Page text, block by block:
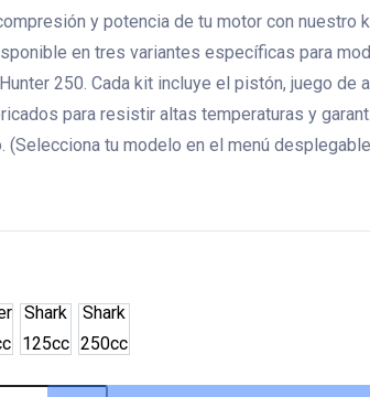
precios:
desde
$10.000
$18.000
y potencia de tu motor con nuestro
en tres variantes específicas para
250. Cada kit incluye el pistón, juego de
para resistir altas temperaturas y
(Selecciona tu modelo en el menú
250cc
Shark
125cc
Shark 125cc
Shark
250ccShark 250cc